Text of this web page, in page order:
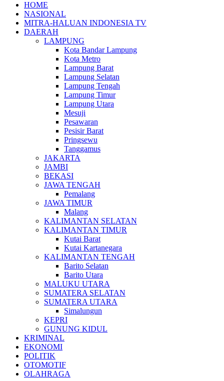
HOME
NASIONAL
MITRA-HALUAN INDONESIA TV
DAERAH
LAMPUNG
Kota Bandar Lampung
Kota Metro
Lampung Barat
Lampung Selatan
Lampung Tengah
Lampung Timur
Lampung Utara
Mesuji
Pesawaran
Pesisir Barat
Pringsewu
Tanggamus
JAKARTA
JAMBI
BEKASI
JAWA TENGAH
Pemalang
JAWA TIMUR
Malang
KALIMANTAN SELATAN
KALIMANTAN TIMUR
Kutai Barat
Kutai Kartanegara
KALIMANTAN TENGAH
Barito Selatan
Barito Utara
MALUKU UTARA
SUMATERA SELATAN
SUMATERA UTARA
Simalungun
KEPRI
GUNUNG KIDUL
KRIMINAL
EKONOMI
POLITIK
OTOMOTIF
OLAHRAGA